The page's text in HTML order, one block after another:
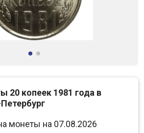
20 копеек 1981 года в
монеты на 07.08.2026